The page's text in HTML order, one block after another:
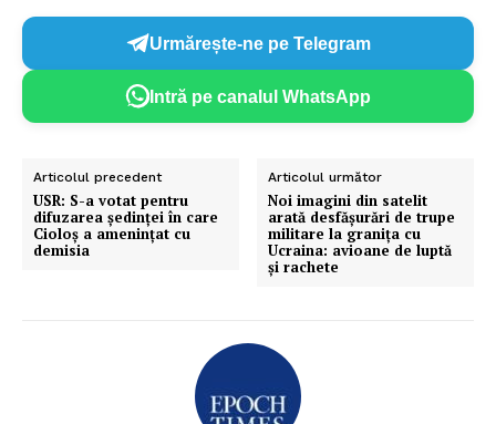
Urmărește-ne pe Telegram
Intră pe canalul WhatsApp
Articolul precedent
USR: S-a votat pentru
difuzarea ședinței în care
Cioloș a amenințat cu
demisia
Articolul următor
Noi imagini din satelit
arată desfășurări de trupe
militare la granița cu
Ucraina: avioane de luptă
și rachete